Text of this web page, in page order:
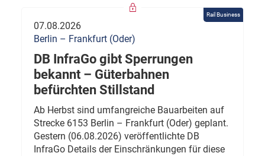
Rail Business
07.08.2026
Berlin – Frankfurt (Oder)
DB InfraGo gibt Sperrungen
bekannt – Güterbahnen
befürchten Stillstand
Ab Herbst sind umfangreiche Bauarbeiten auf
Strecke 6153 Berlin – Frankfurt (Oder) geplant.
Gestern (06.08.2026) veröffentlichte DB
InfraGo Details der Einschränkungen für diese